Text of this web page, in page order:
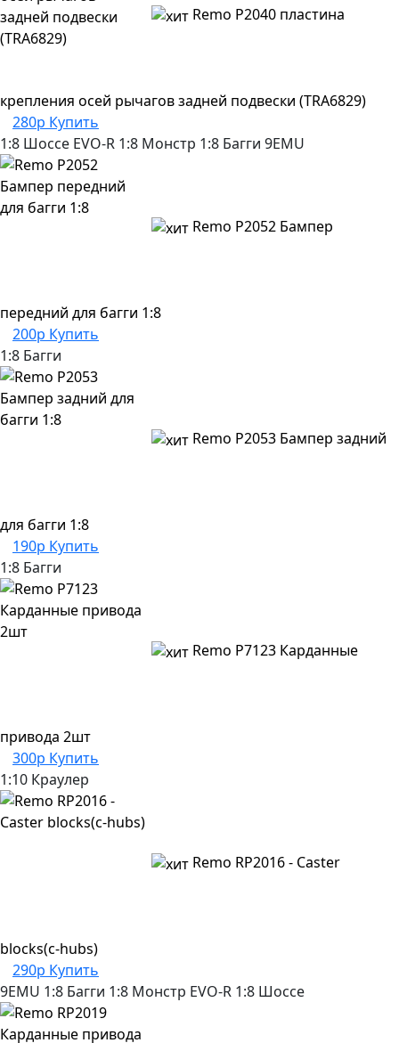
Remo P2040 пластина
крепления осей рычагов задней подвески (TRA6829)
280р Купить
1:8 Шоссе EVO-R 1:8 Монстр 1:8 Багги 9EMU
Remo P2052 Бампер
передний для багги 1:8
200р Купить
1:8 Багги
Remo P2053 Бампер задний
для багги 1:8
190р Купить
1:8 Багги
Remo P7123 Карданные
привода 2шт
300р Купить
1:10 Краулер
Remo RP2016 - Caster
blocks(c-hubs)
290р Купить
9EMU 1:8 Багги 1:8 Монстр EVO-R 1:8 Шоссе